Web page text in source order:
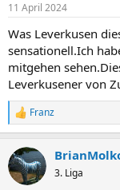
e
:
11 April 2024
Was Leverkusen
sensationell.Ich
mitgehen
Leverkusener von
R
e
k
t
i
Franz
3. Liga